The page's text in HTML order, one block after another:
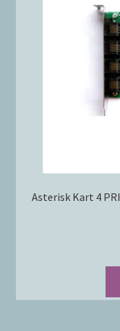
Asterisk Kart 4